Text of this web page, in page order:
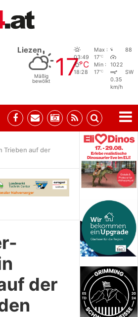
Liezen
Mäßig
bewölkt
17°C
03:49
18:28
Max :
17°C
Min :
17°C
88
1022
SW
0.35
km/h
Trieben auf der
der